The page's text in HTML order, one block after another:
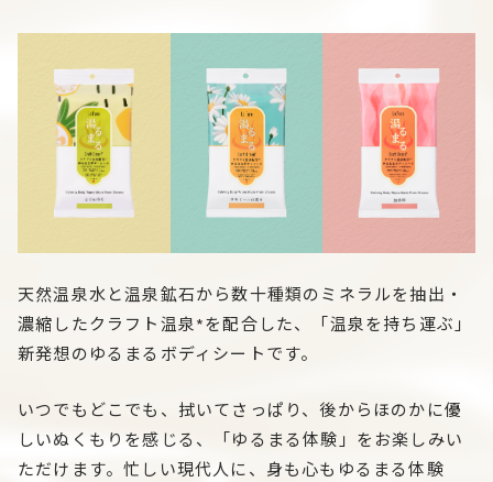
天然温泉水と温泉鉱石から数十種類のミネラルを抽出・
濃縮したクラフト温泉*を配合した、「温泉を持ち運ぶ」
新発想のゆるまるボディシートです。
いつでもどこでも、拭いてさっぱり、後からほのかに優
しいぬくもりを感じる、「ゆるまる体験」をお楽しみい
ただけます。忙しい現代人に、身も心もゆるまる体験